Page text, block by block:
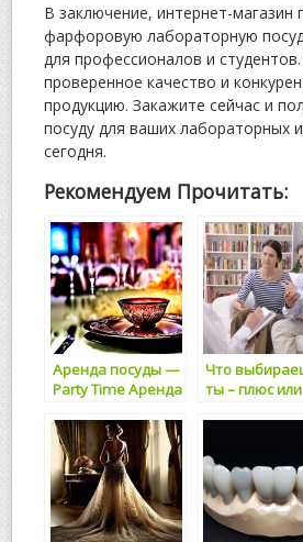
В заключение, интернет-магазин
фарфоровую лабораторную
для профессионалов и
проверенное качество и
продукцию. Закажите сейчас и
посуду для ваших лабораторных
сегодня.
Рекомендуем Прочитать:
Аренда посуды —
Party Time Аренда
для проведения
мероприятий
Санкт-Петербург
Что
ты – плюс или